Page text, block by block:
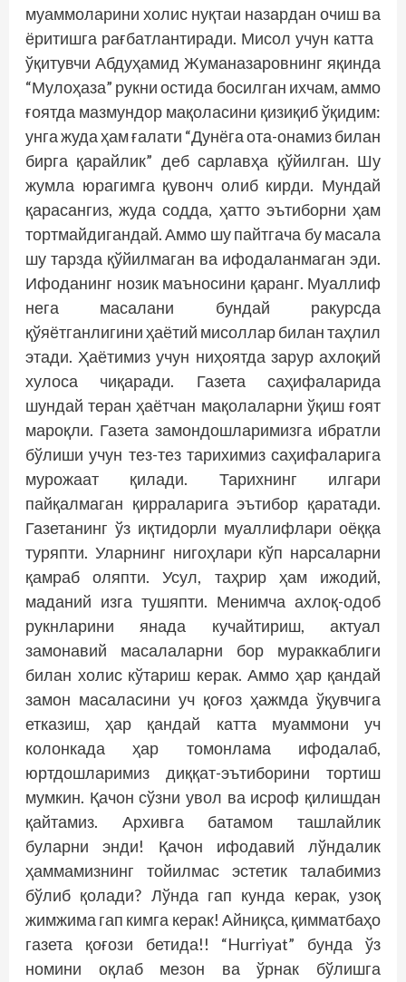
муаммоларини холис нуқтаи назардан очиш ва
ёритишга рағбатлантиради. Мисол учун катта
ўқитувчи Абдуҳамид Жуманазаровнинг яқинда
“Мулоҳаза” рукни остида босилган ихчам, аммо
ғоятда мазмундор мақоласини қизиқиб ўқидим:
унга жуда ҳам ғалати “Дунёга ота-онамиз билан
бирга қарайлик” деб сарлавҳа қўйилган. Шу
жумла юрагимга қувонч олиб кирди. Мундай
қарасангиз, жуда содда, ҳатто эътиборни ҳам
тортмайдигандай. Аммо шу пайтгача бу масала
шу тарзда қўйилмаган ва ифодаланмаган эди.
Ифоданинг нозик маъносини қаранг. Муаллиф
нега масалани бундай ракурсда
қўяётганлигини ҳаётий мисоллар билан таҳлил
этади. Ҳаётимиз учун ниҳоятда зарур ахлоқий
хулоса чиқаради. Газета саҳифаларида
шундай теран ҳаётчан мақолаларни ўқиш ғоят
мароқли. Газета замондошларимизга ибратли
бўлиши учун тез-тез тарихимиз саҳифаларига
мурожаат қилади. Тарихнинг илгари
пайқалмаган қирраларига эътибор қаратади.
Газетанинг ўз иқтидорли муаллифлари оёққа
туряпти. Уларнинг нигоҳлари кўп нарсаларни
қамраб оляпти. Усул, таҳрир ҳам ижодий,
маданий изга тушяпти. Менимча ахлоқ-одоб
рукнларини янада кучайтириш, актуал
замонавий масалаларни бор мураккаблиги
билан холис кўтариш керак. Аммо ҳар қандай
замон масаласини уч қоғоз ҳажмда ўқувчига
етказиш, ҳар қандай катта муаммони уч
колонкада ҳар томонлама ифодалаб,
юртдошларимиз диққат-эътиборини тортиш
мумкин. Қачон сўзни увол ва исроф қилишдан
қайтамиз. Архивга батамом ташлайлик
буларни энди! Қачон ифодавий лўндалик
ҳаммамизнинг тойилмас эстетик талабимиз
бўлиб қолади? Лўнда гап кунда керак, узоқ
жимжима гап кимга керак! Айниқса, қимматбаҳо
газета қоғози бетида!! “Hurriyat” бунда ўз
номини оқлаб мезон ва ўрнак бўлишга